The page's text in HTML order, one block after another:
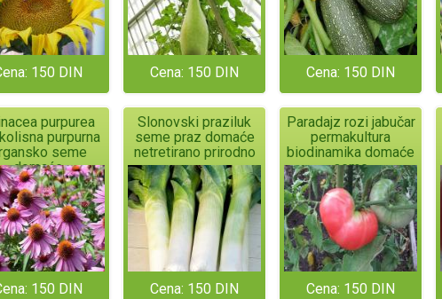
150 DIN Cena: 150 DIN Cena: 150 DIN
purpurea
purpurna
seme
domaće
150 DIN
Slonovski praziluk
seme praz domaće
netretirano prirodno
Cena: 150 DIN
Paradajz rozi jabučar
permakultura
biodinamika domaće
seme
Cena: 150 DIN